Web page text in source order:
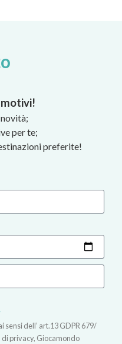
motivi!
per te;
preferite!
sensi dell’ art.13 GDPR 679/
di privacy, Giocamondo